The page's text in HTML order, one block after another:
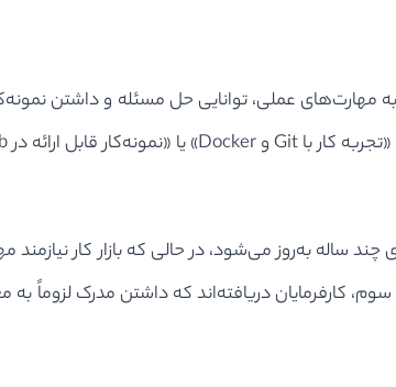
مهارت‌های عملی، توانایی حل مسئله و داشتن
به‌روز می‌شود، در حالی که بازار کار نیازمند
کارفرمایان دریافته‌اند که داشتن مدرک لزوماً به